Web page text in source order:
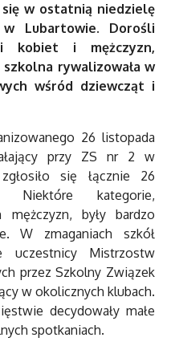
się w ostatnią niedzielę
Lubartowie. Dorośli
kobiet i mężczyzn,
rywalizowała w
wśród dziewcząt i
26 listopada
przy ZS nr 2 w
się łącznie 26
Niektóre kategorie,
mężczyzn, były bardzo
W zmaganiach szkół
uczestnicy Mistrzostw
przez Szkolny Związek
w okolicznych klubach.
decydowały małe
spotkaniach.